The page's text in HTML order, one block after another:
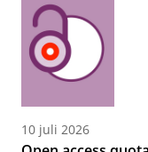
10 juli 2026